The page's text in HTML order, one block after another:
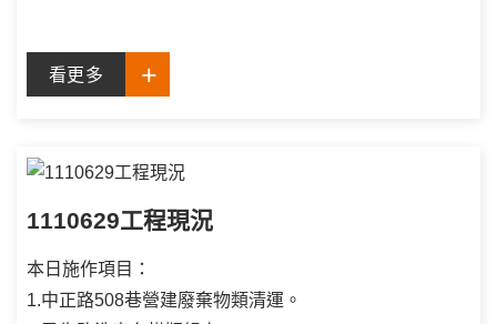
看更多
1110629工程現況
本日施作項目：
1.中正路508巷營建廢棄物類清運。